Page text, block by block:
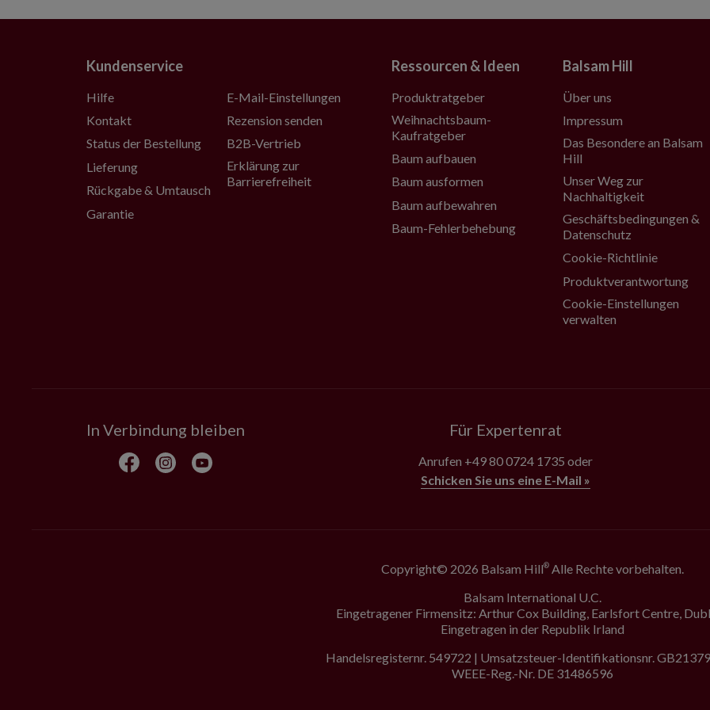
Kundenservice
Hilfe
Kontakt
Status der Bestellung
Lieferung
Rückgabe & Umtausch
Garantie
E-Mail-Einstellungen
Rezension senden
B2B-Vertrieb
Erklärung zur
Barrierefreiheit
Ressourcen & Ideen
Produktratgeber
Weihnachtsbaum-
Kaufratgeber
Baum aufbauen
Baum ausformen
Baum aufbewahren
Baum-Fehlerbehebung
Balsam Hill
Über uns
Impressum
Das Besondere an Balsam
Hill
Unser Weg zur
Nachhaltigkeit
Geschäftsbedingungen &
Datenschutz
Cookie-Richtlinie
Produktverantwortung
Cookie-Einstellungen
verwalten
In Verbindung bleiben Für Expertenrat
Anrufen +49 80 0724 1735 oder
Schicken Sie uns eine E-Mail »
Copyright© 2026 Balsam Hill® Alle Rechte vorbehalten.
Balsam International U.C.
Eingetragener Firmensitz: Arthur Cox Building, Earlsfort Centre,
Eingetragen in der Republik Irland
Handelsregisternr. 549722 | Umsatzsteuer-Identifikationsnr.
WEEE-Reg.-Nr. DE 31486596